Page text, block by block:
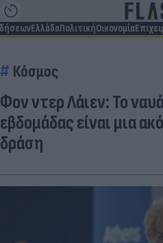
ΕλλάδαΠολιτικήΟικονομία
Κόσμος
Φον ντερ Λάιεν: Το
εβδομάδας είναι μια
δράση